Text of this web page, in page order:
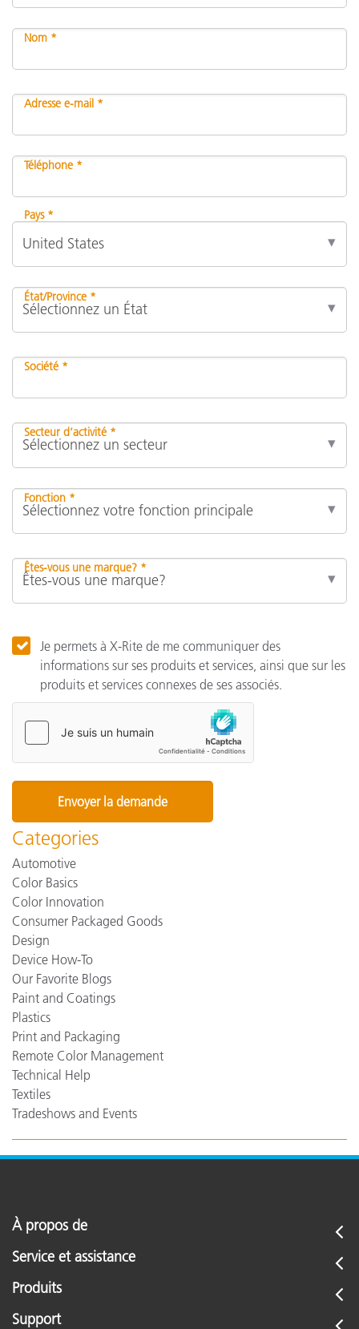
Nom *
Adresse e-mail *
Téléphone *
Pays *
État/Province *
Société *
Secteur d’activité *
Fonction *
Êtes-vous une marque? *
Je permets à X-Rite de me communiquer des
informations sur ses produits et services, ainsi que sur les
produits et services connexes de ses associés.
Categories
Automotive
Color Basics
Color Innovation
Consumer Packaged Goods
Design
Device How-To
Our Favorite Blogs
Paint and Coatings
Plastics
Print and Packaging
Remote Color Management
Technical Help
Textiles
Tradeshows and Events
À propos de
Service et assistance
Produits
Support